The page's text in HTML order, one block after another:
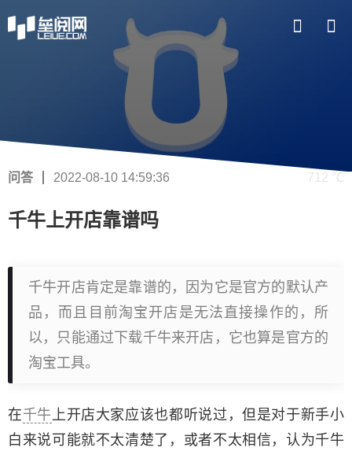
问答 2022-08-10 14:59:36 712 ℃
千牛上开店靠谱吗
千牛开店肯定是靠谱的，因为它是官方的默认产
品，而且目前淘宝开店是无法直接操作的，所
以，只能通过下载千牛来开店，它也算是官方的
淘宝工具。
在千牛上开店大家应该也都听说过，但是对于新手小
白来说可能就不太清楚了，或者不太相信，认为千牛